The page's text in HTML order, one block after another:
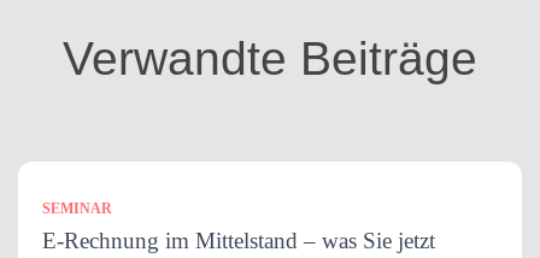
Verwandte Beiträge
SEMINAR
E-Rechnung im Mittelstand – was Sie jetzt